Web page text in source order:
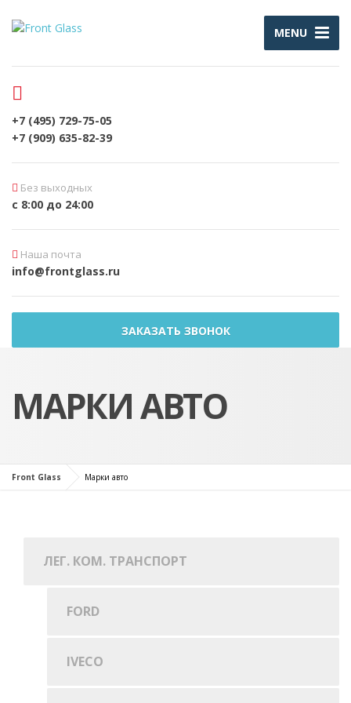
MENU
+7 (495) 729-75-05
+7 (909) 635-82-39
Без выходных
с 8:00 до 24:00
Наша почта
info@frontglass.ru
ЗАКАЗАТЬ ЗВОНОК
МАРКИ АВТО
Front Glass Марки авто
ЛЕГ. КОМ. ТРАНСПОРТ
FORD
IVECO